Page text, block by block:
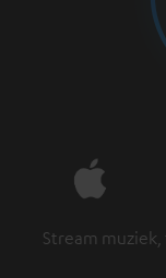
Stream